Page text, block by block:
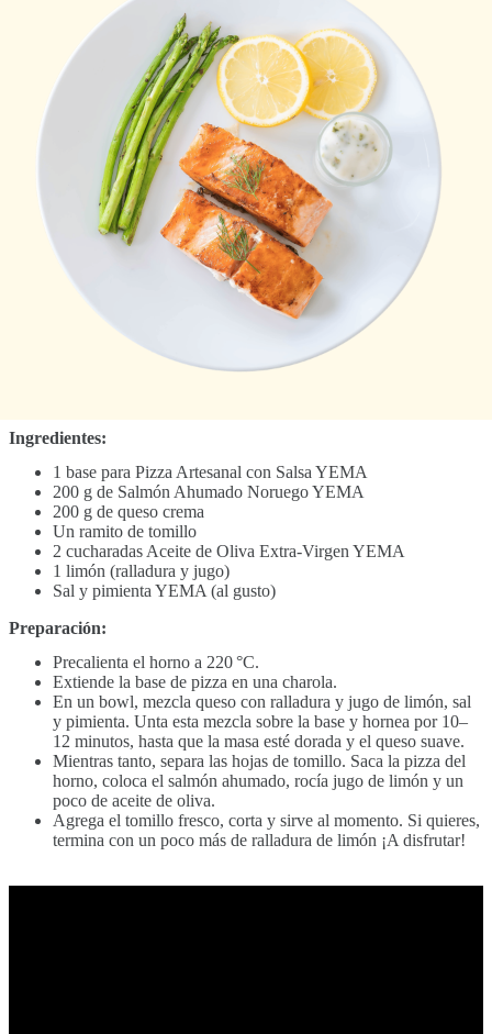
Ingredientes:
1 base para Pizza Artesanal con Salsa YEMA
200 g de Salmón Ahumado Noruego YEMA
200 g de queso crema
Un ramito de tomillo
2 cucharadas Aceite de Oliva Extra-Virgen YEMA
1 limón (ralladura y jugo)
Sal y pimienta YEMA (al gusto)
Preparación:
Precalienta el horno a 220 °C.
Extiende la base de pizza en una charola.
En un bowl, mezcla queso con ralladura y jugo de limón, sal
y pimienta. Unta esta mezcla sobre la base y hornea por 10–
12 minutos, hasta que la masa esté dorada y el queso suave.
Mientras tanto, separa las hojas de tomillo. Saca la pizza del
horno, coloca el salmón ahumado, rocía jugo de limón y un
poco de aceite de oliva.
Agrega el tomillo fresco, corta y sirve al momento. Si quieres,
termina con un poco más de ralladura de limón ¡A disfrutar!